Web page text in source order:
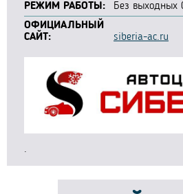
РЕЖИМ РАБОТЫ:
Без выходных
ОФИЦИАЛЬНЫЙ
САЙТ:
siberia-ac.ru
.